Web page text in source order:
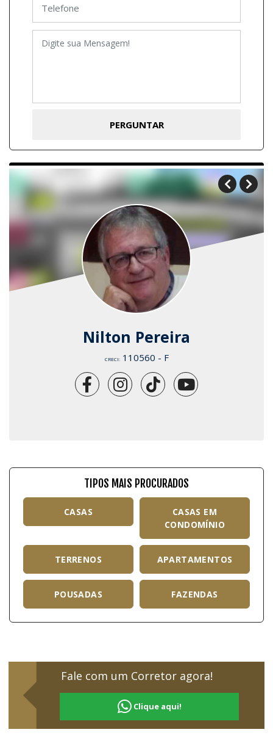
Nilton Pereira
CRECI:110560 - F
TIPOS MAIS PROCURADOS
CASAS
CASAS EM
CONDOMÍNIO
TERRENOS APARTAMENTOS
POUSADAS FAZENDAS
Fale com um Corretor agora!
Clique aqui!